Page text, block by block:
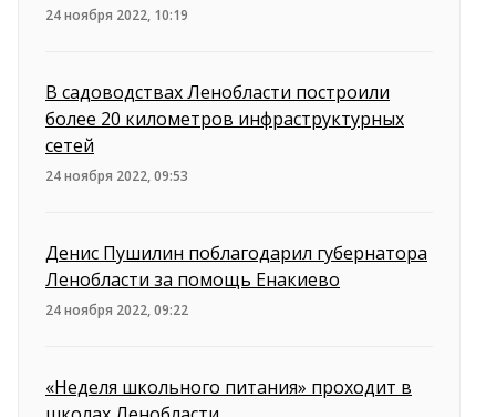
24 ноября 2022, 10:19
В садоводствах Ленобласти построили
более 20 километров инфраструктурных
сетей
24 ноября 2022, 09:53
Денис Пушилин поблагодарил губернатора
Ленобласти за помощь Енакиево
24 ноября 2022, 09:22
«Неделя школьного питания» проходит в